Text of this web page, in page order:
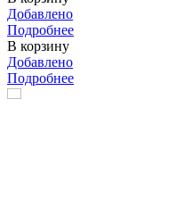
Добавлено
Подробнее
В корзину
Добавлено
Подробнее